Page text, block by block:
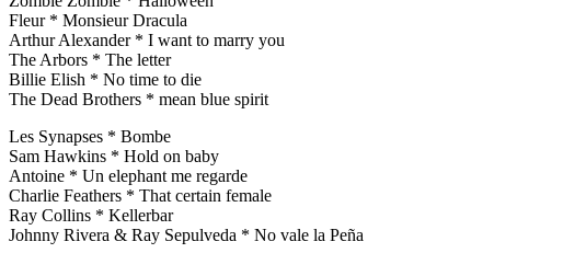
Fleur * Monsieur Dracula
Arthur Alexander * I want to marry you
The Arbors * The letter
Billie Elish * No time to die
The Dead Brothers * mean blue spirit
Les Synapses * Bombe
Sam Hawkins * Hold on baby
Antoine * Un elephant me regarde
Charlie Feathers * That certain female
Ray Collins * Kellerbar
Johnny Rivera & Ray Sepulveda * No vale la Peña